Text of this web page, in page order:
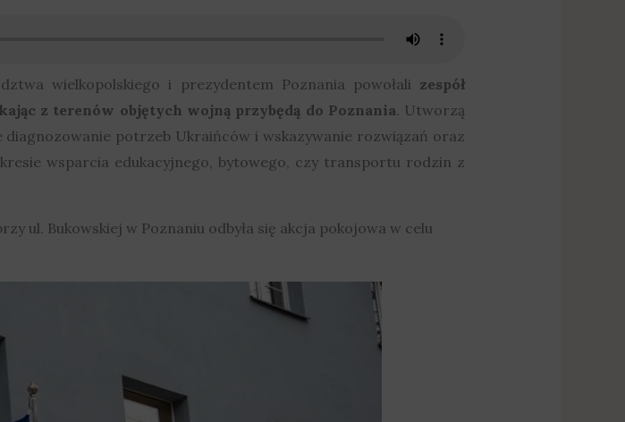
wielkopolskiego i prezydentem Poznania powołali zespół
z terenów objętych wojną przybędą do Poznania. Utworzą
potrzeb Ukraińców i wskazywanie rozwiązań oraz
wsparcia edukacyjnego, bytowego, czy transportu rodzin z
ul. Bukowskiej w Poznaniu odbyła się akcja pokojowa w celu